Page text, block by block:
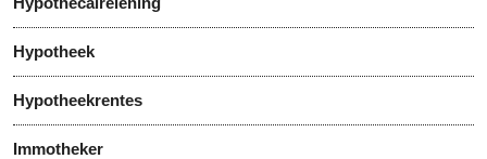
Hypotheek
Hypotheekrentes
Immotheker